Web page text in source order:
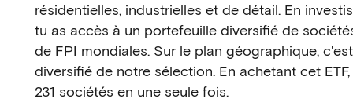
résidentielles, industrielles et de détail. En
tu as accès à un portefeuille diversifié de
de FPI mondiales. Sur le plan géographique,
diversifié de notre sélection. En achetant cet
231 sociétés en une seule fois.